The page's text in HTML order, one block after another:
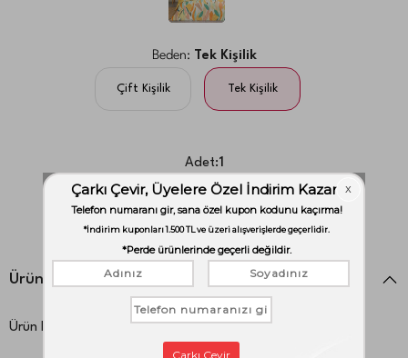
Beden: Tek Kişilik
Çift Kişilik Tek Kişilik
Adet:1
adet
Ürün Detayları
Ürün Kodu: 1000047553